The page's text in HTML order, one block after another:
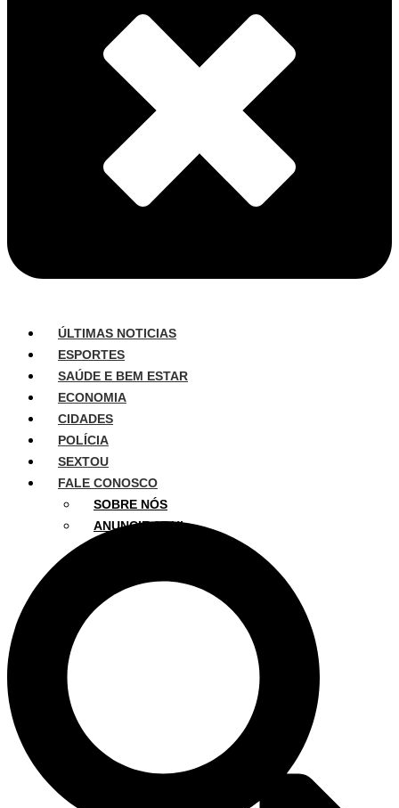
ÚLTIMAS NOTICIAS
ESPORTES
SAÚDE E BEM ESTAR
ECONOMIA
CIDADES
POLÍCIA
SEXTOU
FALE CONOSCO
SOBRE NÓS
ANUNCIE AQUI